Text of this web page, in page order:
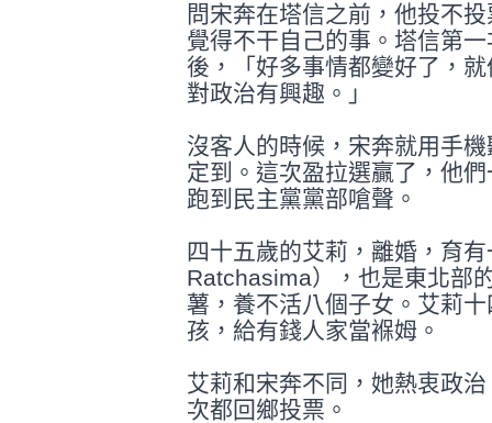
問宋奔在塔信之前，他投不
覺得不干自己的事。塔信第
後，「好多事情都變好了，
對政治有興趣。」
沒客人的時候，宋奔就用手
定到。這次盈拉選贏了，他
跑到民主黨黨部嗆聲。
四十五歲的艾莉，離婚，育
Ratchasima），也是東北部
薯，養不活八個子女。艾莉
孩，給有錢人家當褓姆。
艾莉和宋奔不同，她熱衷政
次都回鄉投票。